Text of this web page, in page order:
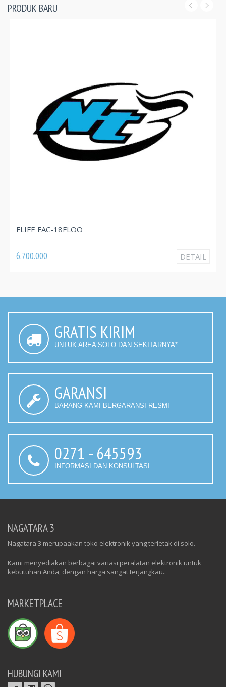
PRODUK BARU
18FLOO
3.820.000
GRATIS KIRIM
UNTUK AREA SOLO DAN SEKITARNYA*
GARANSI
BARANG KAMI BERGARANSI RESMI
0271 - 645593
INFORMASI DAN KONSULTASI
NAGATARA 3
Nagatara 3 merupaakan toko elektronik yang terletak di solo.
Kami menyediakan berbagai variasi peralatan elektronik untuk
kebutuhan Anda, dengan harga sangat terjangkau..
MARKETPLACE
HUBUNGI KAMI